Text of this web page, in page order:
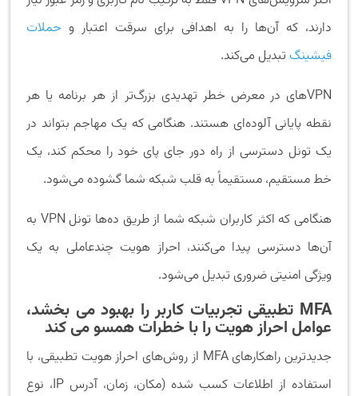
دارند، که آن‌ها را به اهدافی برای سرقت اعتبار و حملات
فیشینگ تبدیل می‌کند.
VPNهای در معرض خطر تهدیدی بزرگ‌تر از هر برنامه یا هر
نقطه پایانی آلوده‌ای هستند. هنگامی‌ که یک مهاجم بتواند در
یک تونل دسترسی از راه دور جای پای خود را محکم کند، یک
خط مستقیم، مستقیماً به قلب شبکه شما گشوده می­‌شود.
هنگامی‌ که اکثر کاربران شبکه شما از طریق ده‌ها تونل VPN به
آن‌ها دسترسی پیدا می‌کنند، احراز هویت چندعاملی به یک
ویژگی امنیتی ضروری تبدیل می‌شود.
MFA تطبیقی ​​تجربیات کاربر را بهبود می بخشد،
عوامل احراز هویت را با خطرات همسو می کند
جدیدترین راهکارهای MFA از روش‌های احراز هویت تطبیقی، با
استفاده از اطلاعات کسب شده (مکان، زمان، آدرس IP، نوع